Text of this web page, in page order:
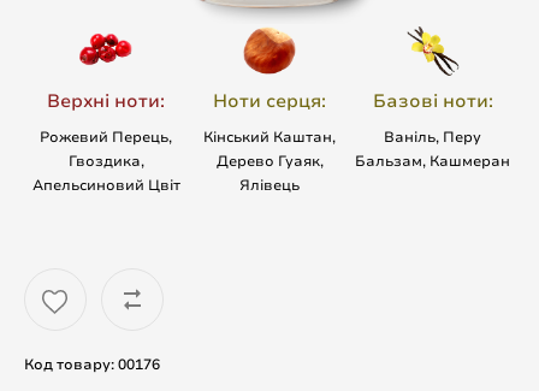
Верхні ноти:
Рожевий Перець,
Гвоздика,
Апельсиновий Цвіт
Ноти серця:
Кінський Каштан,
Дерево Гуаяк,
Ялівець
Базові ноти:
Ваніль, Перу
Бальзам, Кашмеран
Код товару: 00176